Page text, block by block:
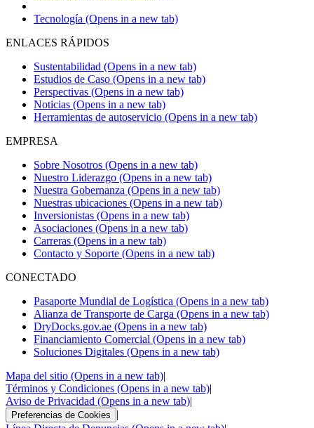
Tecnología (Opens in a new tab)
ENLACES RÁPIDOS
Sustentabilidad (Opens in a new tab)
Estudios de Caso (Opens in a new tab)
Perspectivas (Opens in a new tab)
Noticias (Opens in a new tab)
Herramientas de autoservicio (Opens in a new tab)
EMPRESA
Sobre Nosotros (Opens in a new tab)
Nuestro Liderazgo (Opens in a new tab)
Nuestra Gobernanza (Opens in a new tab)
Nuestras ubicaciones (Opens in a new tab)
Inversionistas (Opens in a new tab)
Asociaciones (Opens in a new tab)
Carreras (Opens in a new tab)
Contacto y Soporte (Opens in a new tab)
CONECTADO
Pasaporte Mundial de Logística (Opens in a new tab)
Alianza de Transporte de Carga (Opens in a new tab)
DryDocks.gov.ae (Opens in a new tab)
Financiamiento Comercial (Opens in a new tab)
Soluciones Digitales (Opens in a new tab)
Mapa del sitio (Opens in a new tab)|
Términos y Condiciones (Opens in a new tab)|
Aviso de Privacidad (Opens in a new tab)|
Preferencias de Cookies
|